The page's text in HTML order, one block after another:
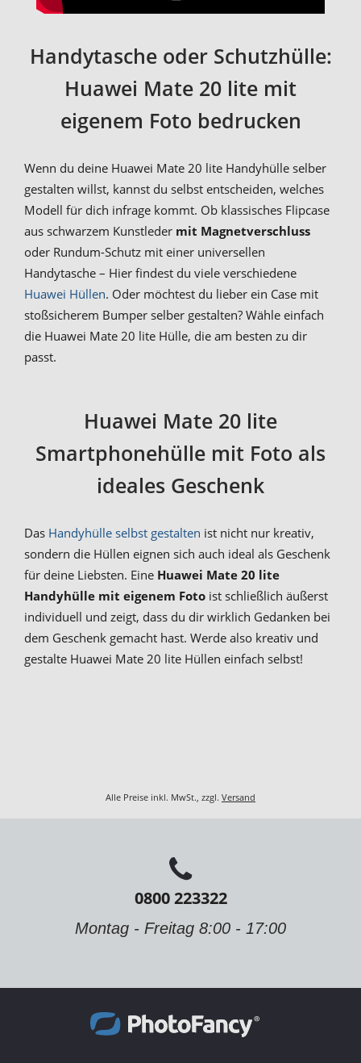
Handytasche oder Schutzhülle:
Huawei Mate 20 lite mit
eigenem Foto bedrucken
Wenn du deine Huawei Mate 20 lite Handyhülle selber
gestalten willst, kannst du selbst entscheiden, welches
Modell für dich infrage kommt. Ob klassisches Flipcase
aus schwarzem Kunstleder mit Magnetverschluss
oder Rundum-Schutz mit einer universellen
Handytasche – Hier findest du viele verschiedene
Huawei Hüllen. Oder möchtest du lieber ein Case mit
stoßsicherem Bumper selber gestalten? Wähle einfach
die Huawei Mate 20 lite Hülle, die am besten zu dir
passt.
Huawei Mate 20 lite
Smartphonehülle mit Foto als
ideales Geschenk
Das Handyhülle selbst gestalten ist nicht nur kreativ,
sondern die Hüllen eignen sich auch ideal als Geschenk
für deine Liebsten. Eine Huawei Mate 20 lite
Handyhülle mit eigenem Foto ist schließlich äußerst
individuell und zeigt, dass du dir wirklich Gedanken bei
dem Geschenk gemacht hast. Werde also kreativ und
gestalte Huawei Mate 20 lite Hüllen einfach selbst!
Alle Preise inkl. MwSt., zzgl. Versand
0800 223322
Montag - Freitag 8:00 - 17:00